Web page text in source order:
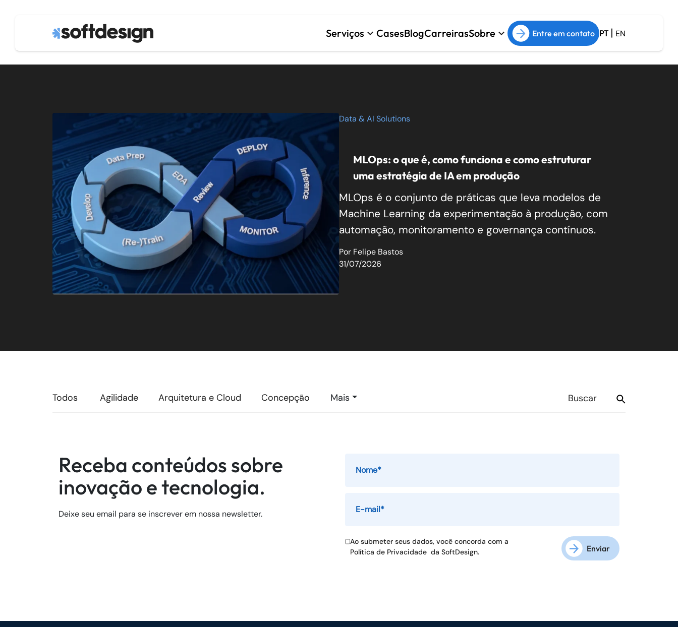
Serviços keyboard_arrow_down CasesBlogCarreirasSobre keyboard_arrow_down Entre em contato PT| EN
fintech
Data & AI Solutions
MLOps: o que é, como funciona e como estruturar
uma estratégia de IA em produção
MLOps é o conjunto de práticas que leva modelos de
Machine Learning da experimentação à produção, com
automação, monitoramento e governança contínuos.
Por Felipe Bastos
31/07/2026
Todos Agilidade Arquitetura e Cloud Concepção Mais
Receba conteúdos sobre
inovação e tecnologia.
Deixe seu email para se inscrever em nossa newsletter.
Ao submeter seus dados, você concorda com a
Política de Privacidade da SoftDesign. Enviar